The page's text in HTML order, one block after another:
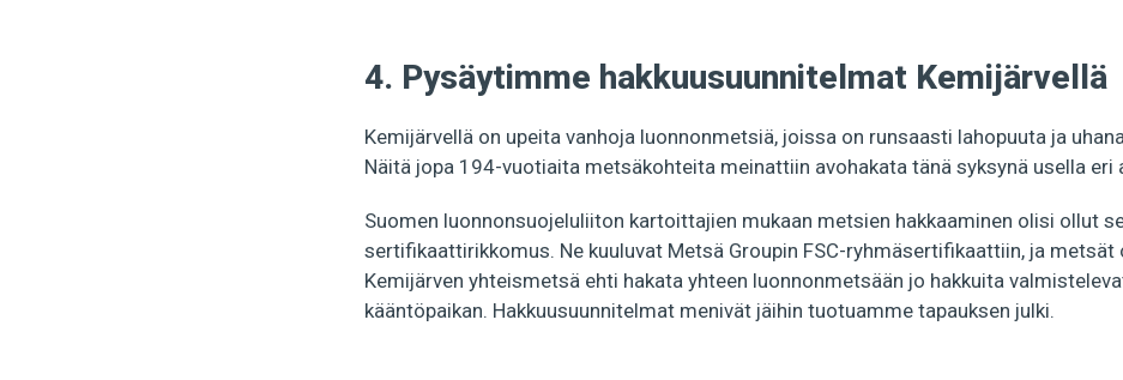
4. Pysäytimme hakkuusuunnitelmat Kemijärvellä
Kemijärvellä on upeita vanhoja luonnonmetsiä, joissa on runsaasti lahopuuta ja
Näitä jopa 194-vuotiaita metsäkohteita meinattiin avohakata tänä syksynä usella eri
Suomen luonnonsuojeluliiton kartoittajien mukaan metsien hakkaaminen olisi ollut
sertifikaattirikkomus. Ne kuuluvat Metsä Groupin FSC-ryhmäsertifikaattiin, ja metsät
Kemijärven yhteismetsä ehti hakata yhteen luonnonmetsään jo hakkuita
kääntöpaikan. Hakkuusuunnitelmat menivät jäihin tuotuamme tapauksen julki.